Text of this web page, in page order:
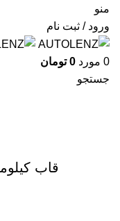
منو
ورود / ثبت نام
0 مورد 0 تومان
جستجو
قاب